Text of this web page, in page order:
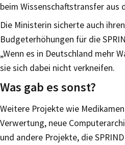
beim Wissenschaftstransfer aus
Die Ministerin sicherte auch
Budgeterhöhungen für die
„Wenn es in Deutschland mehr
sie sich dabei nicht verkneifen.
Was gab es sonst?
Weitere Projekte wie
Verwertung, neue
und andere Projekte, die